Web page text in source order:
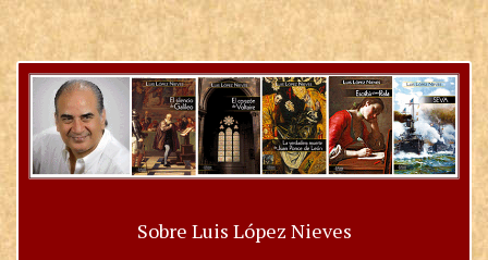
Sobre Luis López Nieves